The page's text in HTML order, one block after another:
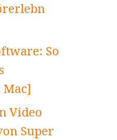
So
Video
Super